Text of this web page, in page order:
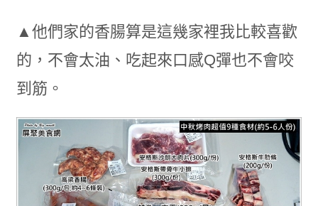
▲他們家的香腸算是這幾家裡我比較喜歡
的，不會太油、吃起來口感Q彈也不會咬
到筋。